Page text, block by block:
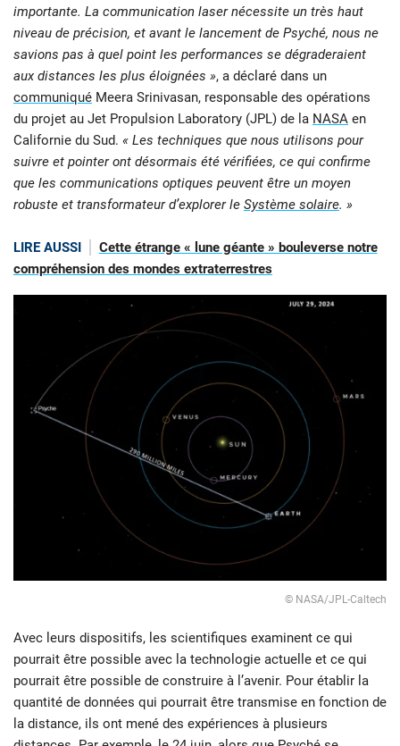
importante. La communication laser nécessite un très haut
niveau de précision, et avant le lancement de Psyché, nous ne
savions pas à quel point les performances se dégraderaient
aux distances les plus éloignées », a déclaré dans un
communiqué Meera Srinivasan, responsable des opérations
du projet au Jet Propulsion Laboratory (JPL) de la NASA en
Californie du Sud. « Les techniques que nous utilisons pour
suivre et pointer ont désormais été vérifiées, ce qui confirme
que les communications optiques peuvent être un moyen
robuste et transformateur d’explorer le Système solaire. »
LIRE AUSSI
Cette étrange « lune géante » bouleverse notre
compréhension des mondes extraterrestres
© NASA/JPL-Caltech
Avec leurs dispositifs, les scientifiques examinent ce qui
pourrait être possible avec la technologie actuelle et ce qui
pourrait être possible de construire à l’avenir. Pour établir la
quantité de données qui pourrait être transmise en fonction de
la distance, ils ont mené des expériences à plusieurs